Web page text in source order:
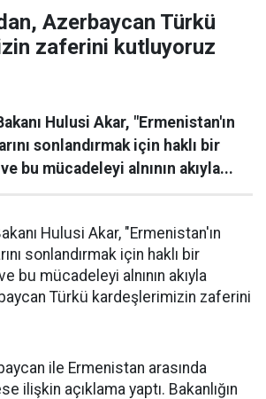
Azerbaycan Türkü
zaferini kutluyoruz
Hulusi Akar, "Ermenistan'ın
sonlandırmak için haklı bir
bu mücadeleyi alnının akıyla...
Hulusi Akar, "Ermenistan'ın
sonlandırmak için haklı bir
bu mücadeleyi alnının akıyla
Türkü kardeşlerimizin zaferini
ile Ermenistan arasında
ilişkin açıklama yaptı. Bakanlığın